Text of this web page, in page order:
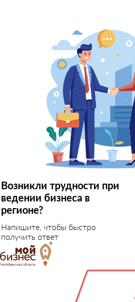
Возникли трудности при
ведении бизнеса в
регионе?
Напишите, чтобы быстро
получить ответ